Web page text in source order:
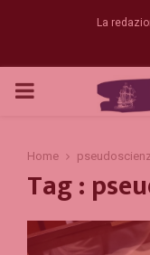
La
PRIMARY
Home
Tag :